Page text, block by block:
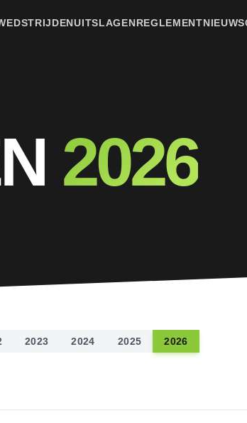
UITSLAGENREGLEMENTNIEUWS
2026
2023 2024 2025 2026